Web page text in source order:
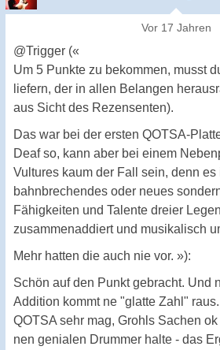
Vor 17 Jahren
@Trigger («
Um 5 Punkte zu bekommen, musst
liefern, der in allen Belangen
aus Sicht des Rezensenten).
Das war bei der ersten QOTSA-
Deaf so, kann aber bei einem
Vultures kaum der Fall sein, denn es
bahnbrechendes oder neues
Fähigkeiten und Talente dreier
zusammenaddiert und musikalisch
Mehr hatten die auch nie vor. »):
Schön auf den Punkt gebracht. Und
Addition kommt ne "glatte Zahl"
QOTSA sehr mag, Grohls Sachen
nen genialen Drummer halte - das